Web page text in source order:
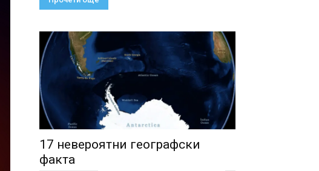
17 невероятни географски
факта